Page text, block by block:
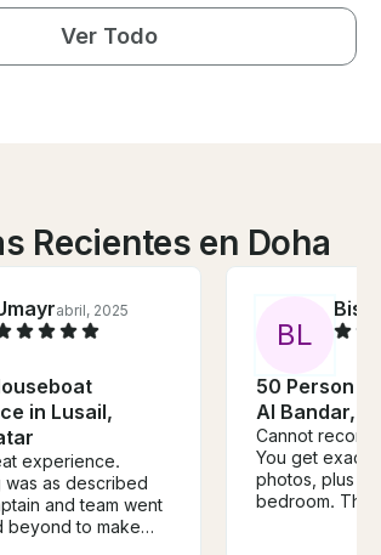
Ver Todo
Recientes en Doha
abril, 2025
in Lusail,
experience.
was as described
and team went
beyond to make
BL
50 Person
Al Bandar,
Cannot
You get
photos, plus
bedroom. The